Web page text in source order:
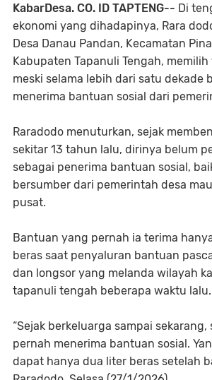
KabarDesa. CO. ID TAPTENG-- Di
ekonomi yang dihadapinya, Rara
Desa Danau Pandan, Kecamatan
Kabupaten Tapanuli Tengah,
meski selama lebih dari satu dekade
menerima bantuan sosial dari
Raradodo menuturkan, sejak
sekitar 13 tahun lalu, dirinya belum
sebagai penerima bantuan sosial,
bersumber dari pemerintah desa
pusat.
Bantuan yang pernah ia terima
beras saat penyaluran bantuan
dan longsor yang melanda wilayah
tapanuli tengah beberapa waktu lalu.
“Sejak berkeluarga sampai sekarang,
pernah menerima bantuan sosial.
dapat hanya dua liter beras setelah